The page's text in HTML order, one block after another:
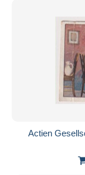
Actien